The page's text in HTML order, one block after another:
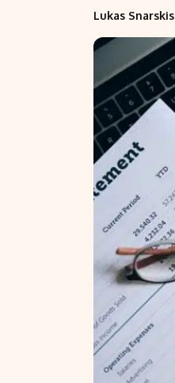
Politika
NT ir statybos
Lukas Snarskis